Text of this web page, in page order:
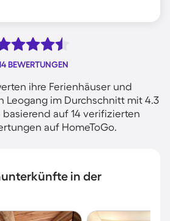
BEWERTUNGEN
ihre Ferienhäuser und
Leogang im Durchschnitt mit 4.3
basierend auf 14 verifizierten
auf HomeToGo.
in der